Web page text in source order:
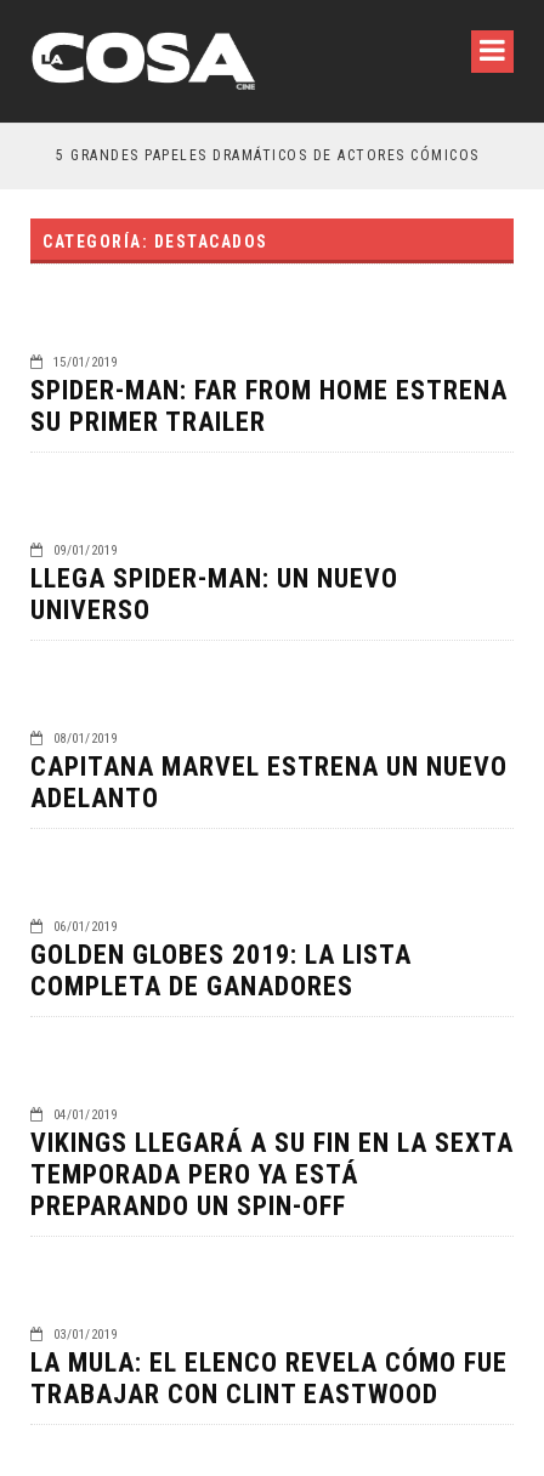
5 GRANDES PAPELES DRAMÁTICOS DE ACTORES CÓMICOS
CATEGORÍA: DESTACADOS
15/01/2019
SPIDER-MAN: FAR FROM HOME ESTRENA
SU PRIMER TRAILER
09/01/2019
LLEGA SPIDER-MAN: UN NUEVO
UNIVERSO
08/01/2019
CAPITANA MARVEL ESTRENA UN NUEVO
ADELANTO
06/01/2019
GOLDEN GLOBES 2019: LA LISTA
COMPLETA DE GANADORES
04/01/2019
VIKINGS LLEGARÁ A SU FIN EN LA SEXTA
TEMPORADA PERO YA ESTÁ
PREPARANDO UN SPIN-OFF
03/01/2019
LA MULA: EL ELENCO REVELA CÓMO FUE
TRABAJAR CON CLINT EASTWOOD